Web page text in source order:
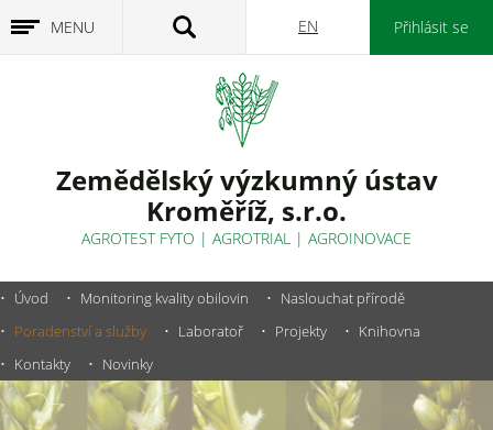
MENU
Zemědělský výzkumný ústav
Kroměříž, s.r.o.
AGROTEST FYTO | AGROTRIAL | AGROINOVACE
EN Přihlásit se
Úvod Monitoring kvality obilovin
Naslouchat přírodě
Poradenství a služby
Laboratoř Projekty
Knihovna
Kontakty
Novinky